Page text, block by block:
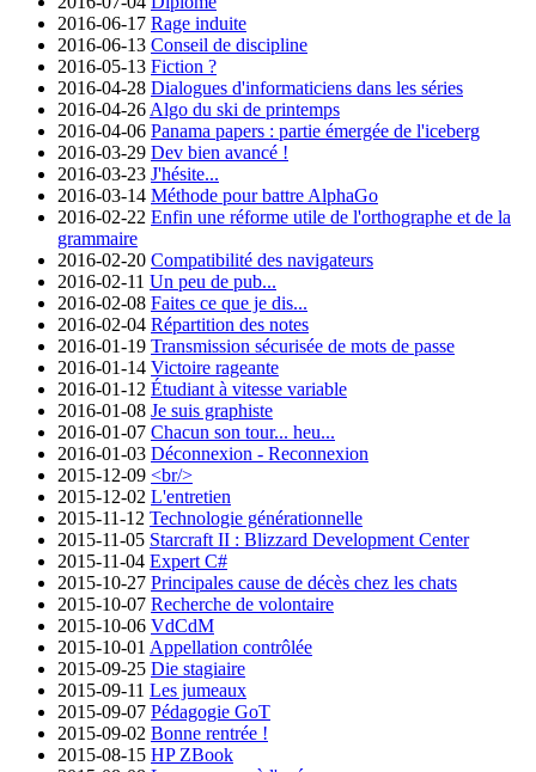
2016-06-17 Rage induite
2016-06-13 Conseil de discipline
2016-05-13 Fiction ?
2016-04-28 Dialogues d'informaticiens dans les séries
2016-04-26 Algo du ski de printemps
2016-04-06 Panama papers : partie émergée de l'iceberg
2016-03-29 Dev bien avancé !
2016-03-23 J'hésite...
2016-03-14 Méthode pour battre AlphaGo
2016-02-22 Enfin une réforme utile de l'orthographe et de la
grammaire
2016-02-20 Compatibilité des navigateurs
2016-02-11 Un peu de pub...
2016-02-08 Faites ce que je dis...
2016-02-04 Répartition des notes
2016-01-19 Transmission sécurisée de mots de passe
2016-01-14 Victoire rageante
2016-01-12 Étudiant à vitesse variable
2016-01-08 Je suis graphiste
2016-01-07 Chacun son tour... heu...
2016-01-03 Déconnexion - Reconnexion
2015-12-09 <br/>
2015-12-02 L'entretien
2015-11-12 Technologie générationnelle
2015-11-05 Starcraft II : Blizzard Development Center
2015-11-04 Expert C#
2015-10-27 Principales cause de décès chez les chats
2015-10-07 Recherche de volontaire
2015-10-06 VdCdM
2015-10-01 Appellation contrôlée
2015-09-25 Die stagiaire
2015-09-11 Les jumeaux
2015-09-07 Pédagogie GoT
2015-09-02 Bonne rentrée !
2015-08-15 HP ZBook